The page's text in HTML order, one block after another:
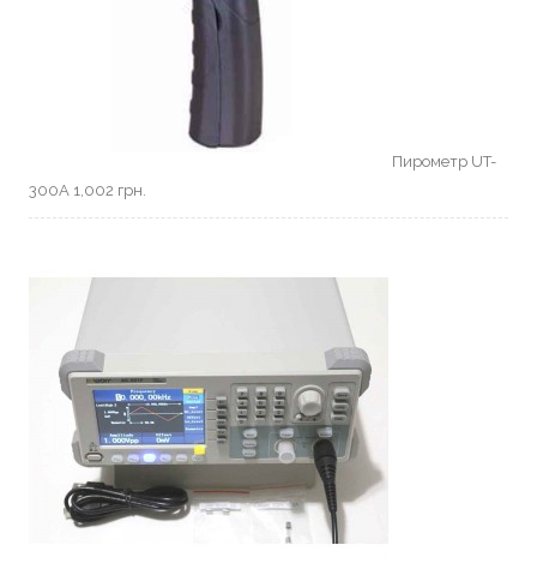
Пирометр UT-
300A 1,002 грн.